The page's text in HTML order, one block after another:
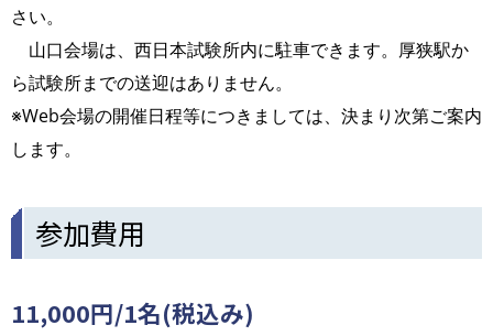
さい。
山口会場は、西日本試験所内に駐車できます。厚狭駅か
ら試験所までの送迎はありません。
※Web会場の開催日程等につきましては、決まり次第ご案内
します。
参加費用
11,000円/1名(税込み)